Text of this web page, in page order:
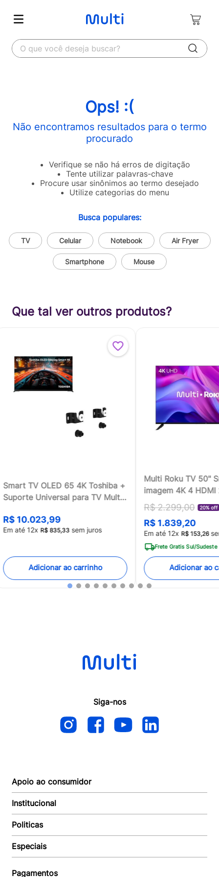
O que você deseja buscar?
Ops! :(
Não encontramos resultados para o termo
procurado
Verifique se não há erros de digitação
Tente utilizar palavras-chave
Procure usar sinônimos ao termo desejado
Utilize categorias do menu
Busca populares:
TV Celular Notebook Air Fryer
Smartphone Mouse
Que tal ver outros produtos?
Smart TV OLED 65 4K Toshiba +
Suporte Universal para TV Multi
R$ 10.023,99
Em até 12x R$ 835,33 sem juros
Adicionar ao carrinho
Multi Roku TV 50"
imagem 4K 4 HDMI
compatível com
Home -
[Reembalado]
R$ 2.299,00 20% off
R$ 1.839,20
Em até 12x R$ 153,26
Frete Gratis Sul/Sudeste
Adicionar ao
Siga-nos
Apoio ao consumidor
Autoatendimento
Suporte e reparo
Acompanhar Entrega
Baixe o APP
Institucional
Quem somos
Revendedor
Seja um Revendedor
Trabalhe conosco
Politicas
Política de Entrega
Política de Pagamento
Política de Privacidade
Especiais
Pagamentos